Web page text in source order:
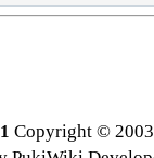
Copyright ©